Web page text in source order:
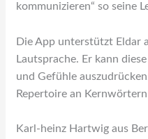
kommunizieren“ so seine
Die App unterstützt Eldar
Lautsprache. Er kann
und Gefühle
Repertoire an
Karl-heinz Hartwig aus